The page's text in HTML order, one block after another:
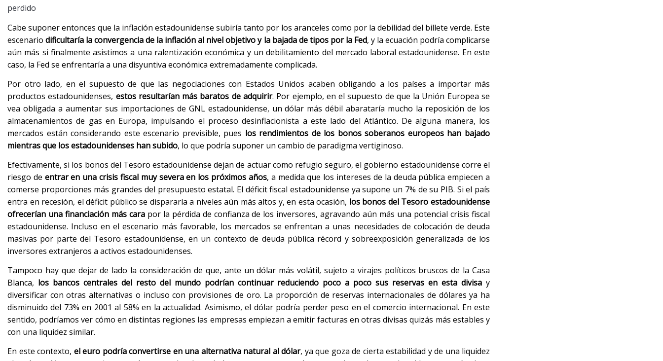
perdido
Cabe suponer entonces que la inflación estadounidense subiría tanto por los aranceles como por la debilidad del billete verde. Este
escenariodificultaría la convergencia de la inflación al nivel objetivo y la bajada de tipos por la Fed, y la ecuación podría complicarse
aún más si finalmente asistimos a una ralentización económica y un debilitamiento del mercado laboral estadounidense. En este
caso, la Fed se enfrentaría a una disyuntiva económica extremadamente complicada.
Por otro lado, en el supuesto de que las negociaciones con Estados Unidos acaben obligando a los países a importar más
productos estadounidenses, estos resultarían más baratos de adquirir. Por ejemplo, en el supuesto de que la Unión Europea se
vea obligada a aumentar sus importaciones de GNL estadounidense, un dólar más débil abarataría mucho la reposición de los
almacenamientos de gas en Europa, impulsando el proceso desinflacionista a este lado del Atlántico. De alguna manera, los
mercados están considerando este escenario previsible, pues los rendimientos de los bonos soberanos europeos han bajado
mientras que los estadounidenses han subido, lo que podría suponer un cambio de paradigma vertiginoso.
Efectivamente, si los bonos del Tesoro estadounidense dejan de actuar como refugio seguro, el gobierno estadounidense corre el
riesgo de entrar en una crisis fiscal muy severa en los próximos años, a medida que los intereses de la deuda pública empiecen a
comerse proporciones más grandes del presupuesto estatal. El déficit fiscal estadounidense ya supone un 7% de su PIB. Si el país
entra en recesión, el déficit público se dispararía a niveles aún más altos y, en esta ocasión, los bonos del Tesoro estadounidense
ofrecerían una financiación más carapor la pérdida de confianza de los inversores, agravando aún más una potencial crisis fiscal
estadounidense. Incluso en el escenario más favorable, los mercados se enfrentan a unas necesidades de colocación de deuda
masivas por parte del Tesoro estadounidense, en un contexto de deuda pública récord y sobreexposición generalizada de los
inversores extranjeros a activos estadounidenses.
Tampoco hay que dejar de lado la consideración de que, ante un dólar más volátil, sujeto a virajes políticos bruscos de la Casa
Blanca, los bancos centrales del resto del mundo podrían continuar reduciendo poco a poco sus reservas en esta divisa y
diversificar con otras alternativas o incluso con provisiones de oro. La proporción de reservas internacionales de dólares ya ha
disminuido del 73% en 2001 al 58% en la actualidad. Asimismo, el dólar podría perder peso en el comercio internacional. En este
sentido, podríamos ver cómo en distintas regiones las empresas empiezan a emitir facturas en otras divisas quizás más estables y
con una liquidez similar.
En este contexto, el euro podría convertirse en una alternativa natural al dólar, ya que goza de cierta estabilidad y de una liquidez